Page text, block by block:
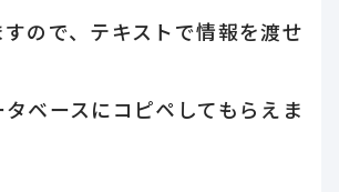
ので、テキストで情報を渡せ
ベースにコピペしてもらえま